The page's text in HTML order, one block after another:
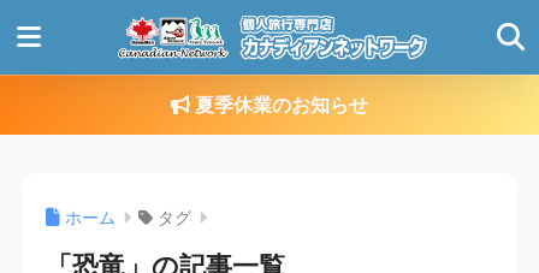
夏季休業のお知らせ
ホーム タグ
「恐竜」の記事一覧